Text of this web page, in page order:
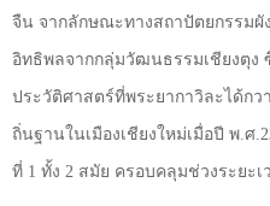
จืน จากลักษณะทางสถาปัตยกรรมผั
อิทธิพลจากกลุ่มวัฒนธรรมเชียงตุง
ประวัติศาสตร์ที่พระยากาวิละได้กว
ถิ่นฐานในเมืองเชียงใหม่เมื่อปี พ.ศ
ที่ 1 ทั้ง 2 สมัย ครอบคลุมช่วงระยะเ